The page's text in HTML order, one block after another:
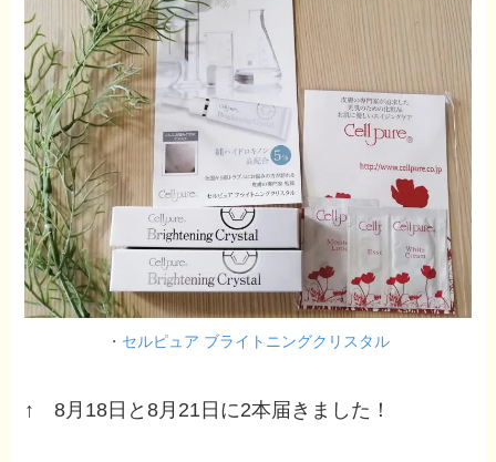
・ セルピュア ブライトニングクリスタル
↑ 8月18日と8月21日に2本届きました！